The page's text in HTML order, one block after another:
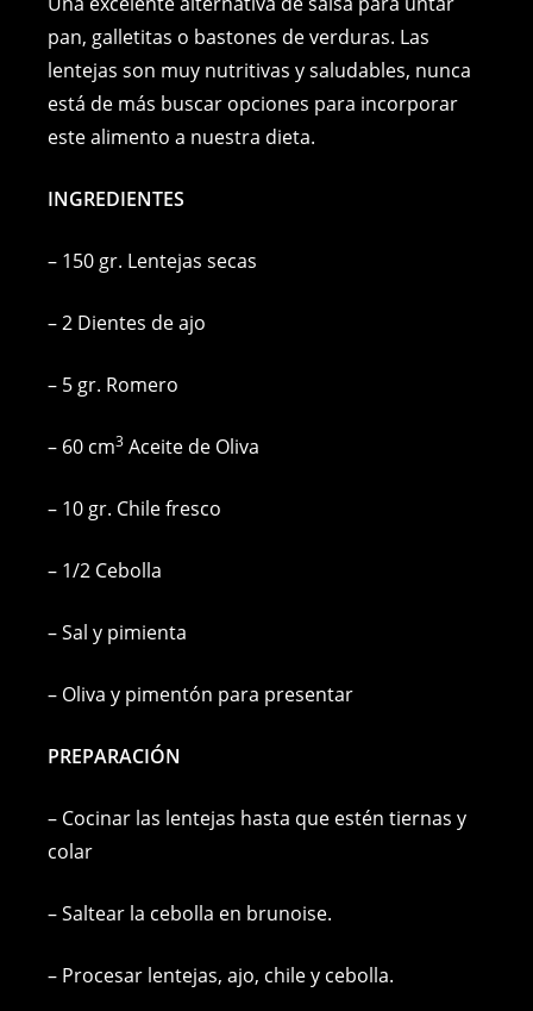
e
b
o
k
e
n
g
e
st
y
Li
n
l s
A
p
pan, galletitas o bastones de verduras. Las
lentejas son muy nutritivas y saludables, nunca
está de más buscar opciones para incorporar
este alimento a nuestra dieta.
INGREDIENTES
– 150 gr. Lentejas secas
– 2 Dientes de ajo
– 5 gr. Romero
– 60 cm3 Aceite de Oliva
– 10 gr. Chile fresco
– 1/2 Cebolla
– Sal y pimienta
– Oliva y pimentón para presentar
PREPARACIÓN
– Cocinar las lentejas hasta que estén tiernas y
colar
– Saltear la cebolla en brunoise.
– Procesar lentejas, ajo, chile y cebolla.